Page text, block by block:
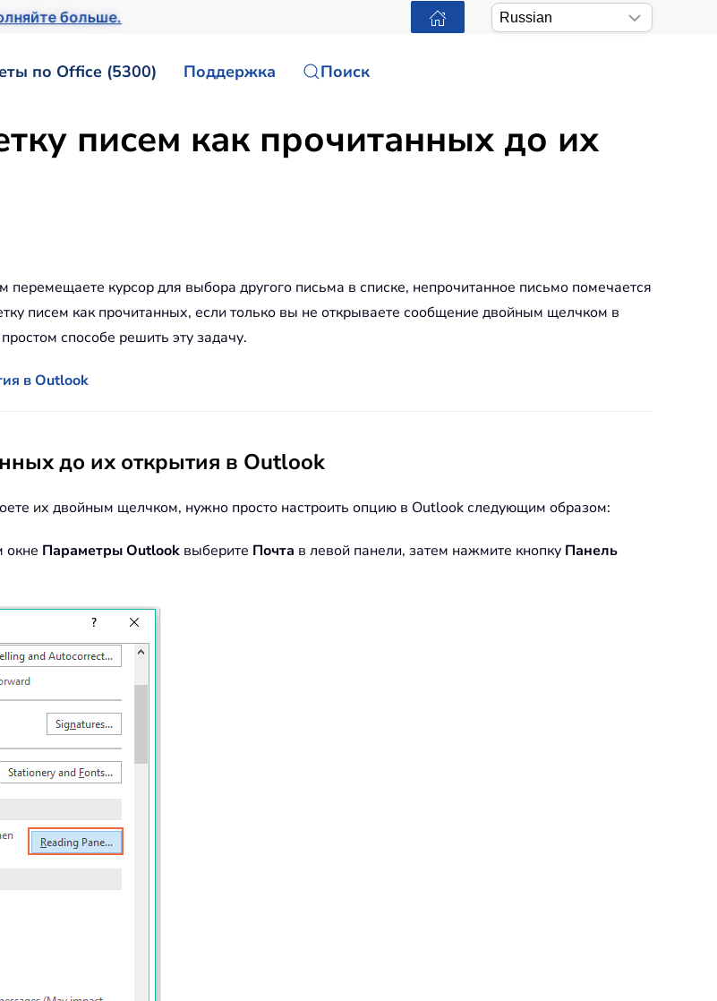
больше.
по Office (5300) Поддержка Поиск
писем как прочитанных до их
курсор для выбора другого письма в списке, непрочитанное письмо помечается
писем как прочитанных, если только вы не открываете сообщение двойным щелчком в
способе решить эту задачу.
в Outlook
до их открытия в Outlook
их двойным щелчком, нужно просто настроить опцию в Outlook следующим образом:
окне Параметры Outlook выберите Почта в левой панели, затем нажмите кнопку Панель